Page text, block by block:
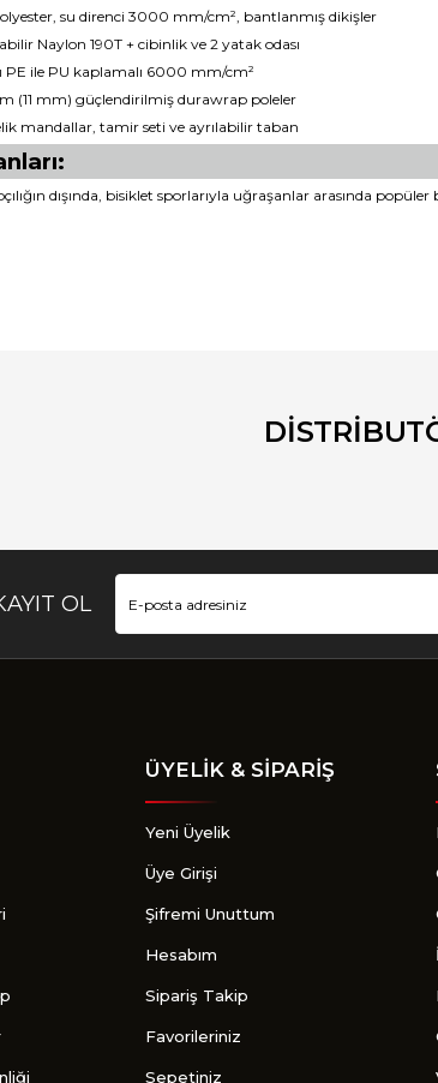
su direnci 3000 mm/cm², bantlanmış dikişler
Naylon 190T + cibinlik ve 2 yatak odası
PE ile PU kaplamalı 6000 mm/cm²
(11 mm) güçlendirilmiş durawrap poleler
mandallar, tamir seti ve ayrılabilir taban
dışında, bisiklet sporlarıyla uğraşanlar arasında
OL
ÜYELİK & SİPARİŞ
Yeni Üyelik
Üye Girişi
Şifremi Unuttum
Hesabım
Sipariş Takip
Favorileriniz
Sepetiniz